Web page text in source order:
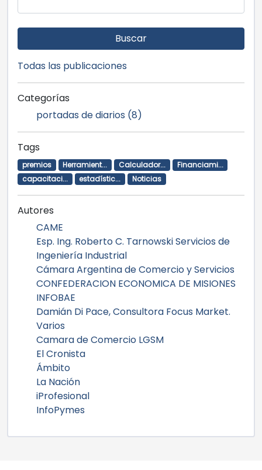
Buscar
Todas las publicaciones
Categorías
portadas de diarios (8)
Tags
premios Herramient... Calculador...
Financiami...
capacitaci...
estadístic... Noticias
Autores
CAME
Esp. Ing. Roberto C. Tarnowski Servicios de
Ingeniería Industrial
Cámara Argentina de Comercio y Servicios
CONFEDERACION ECONOMICA DE MISIONES
INFOBAE
Damián Di Pace, Consultora Focus Market.
Varios
Camara de Comercio LGSM
El Cronista
Ámbito
La Nación
iProfesional
InfoPymes